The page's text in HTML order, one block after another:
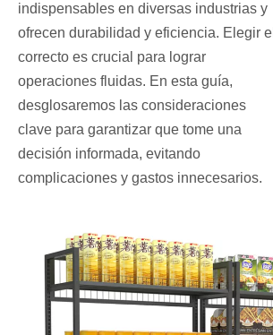
indispensables en diversas industrias y
ofrecen durabilidad y eficiencia. Elegir el
correcto es crucial para lograr
operaciones fluidas. En esta guía,
desglosaremos las consideraciones
clave para garantizar que tome una
decisión informada, evitando
complicaciones y gastos innecesarios.